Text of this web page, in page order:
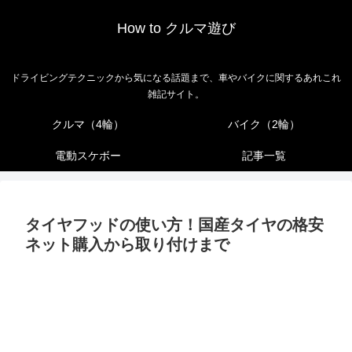
How to クルマ遊び
ドライビングテクニックから気になる話題まで、車やバイクに関するあれこれ
雑記サイト。
クルマ（4輪） バイク（2輪）
電動スケボー 記事一覧
タイヤフッドの使い方！国産タイヤの格安
ネット購入から取り付けまで